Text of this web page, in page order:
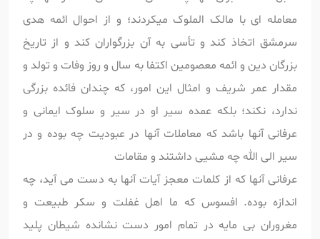
معامله ای با مالک الملوک میکردند؛ و از احوال ائمه هدی
سرمشق اتخاذ کند و تأسی به آن بزرگواران کند و از تاریخ
بزرگان دین و ائمه معصومین اکتفا به سال و روز وفات و تولد و
مقدار عمر شریف و امثال این امور، که چندان فائده بزرگی
ندارد، نکند؛ بلکه عمده سیر او در سیر و سلوک ایمانی و
عرفانی آنها باشد که معاملات آنها در عبودیت چه بوده و در
سیر الی الله چه مشیی داشتند و مقامات
عرفانی آنها که از کلمات معجز آیات آنها به دست می آید، چه
اندازه بوده. افسوس که ما اهل غفلت و سکر طبیعت و
مغروران بی مایه در تمام امور دست نشانده شیطان پلید